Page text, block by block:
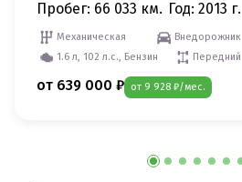
Пробег: 66 033 км. Год: 2013 г.
Механическая
Внедорожник
1.6 л, 102 л.с., Бензин
Передний
от 639 000 ₽ от 9 928 ₽/мес.